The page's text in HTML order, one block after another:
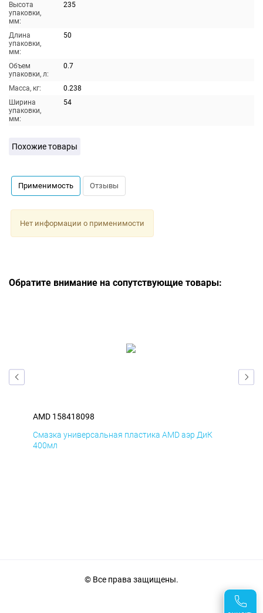
Высота
упаковки,
мм:
235
Длина
упаковки,
мм:
50
Объем
упаковки, л:
0.7
Масса, кг:
0.238
Ширина
упаковки,
мм:
54
Похожие товары
Применимость Отзывы
Нет информации о применимости
Обратите внимание на сопутствующие товары:
AMD 158418098
Смазка универсальная пластика AMD аэр ДиК
400мл
© Все права защищены.